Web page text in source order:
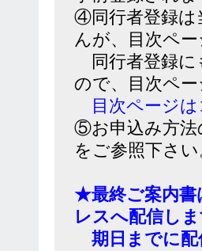
④同行者登録は
んが、目次ペ
同行者登録に
ので、目次ペ
目次ページ
⑤お申込み方法
をご参照下さ
★最終ご案内書
レスへ配信し
期日までに配